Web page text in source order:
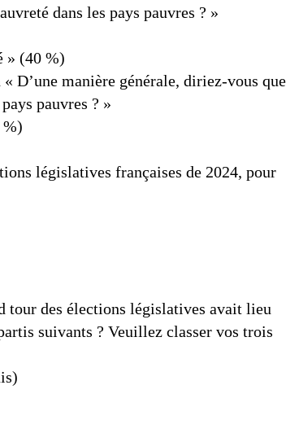
dans les pays pauvres ? »
» (40 %)
D’une manière générale, diriez-vous que
pauvres ? »
%)
législatives françaises de 2024, pour
tour des élections législatives avait lieu
suivants ? Veuillez classer vos trois